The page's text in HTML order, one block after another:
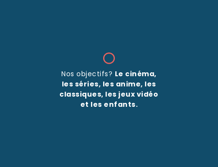
Nos objectifs? Le cinéma,
les séries, les anime, les
classiques, les jeux vidéo
et les enfants.